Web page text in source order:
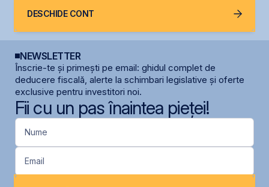
DESCHIDE CONT
NEWSLETTER
Înscrie-te și primești pe email: ghidul complet de
deducere fiscală, alerte la schimbari legislative și oferte
exclusive pentru investitori noi.
Fii cu un pas înaintea pieței!
Nume
Email